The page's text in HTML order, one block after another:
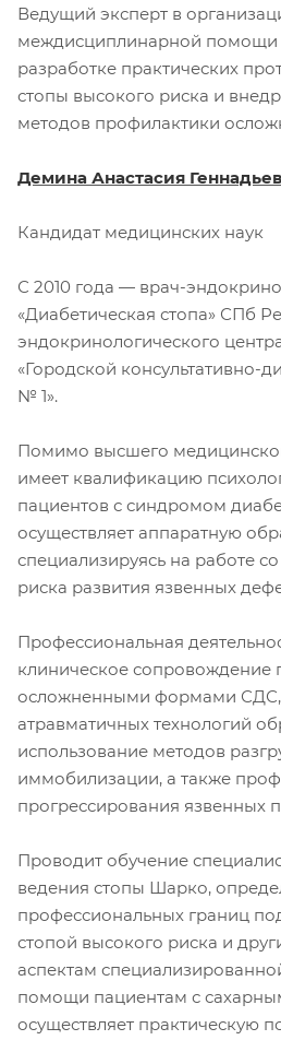
Ведущий эксперт в
междисциплинарной помощи
разработке практических
стопы высокого риска и
методов профилактики
Демина Анастасия
Кандидат медицинских
С 2010 года — врач-
«Диабетическая стопа» СПб
эндокринологического
«Городской консультативно-
№ 1».
Помимо высшего
имеет квалификацию
пациентов с синдромом
осуществляет аппаратную
специализируясь на работе
риска развития язвенных
Профессиональная
клиническое сопровождение
осложненными формами
атравматичных технологий
использование методов
иммобилизации, а также
прогрессирования
Проводит обучение
ведения стопы Шарко,
профессиональных границ
стопой высокого риска и
аспектам
помощи пациентам с
осуществляет практическую